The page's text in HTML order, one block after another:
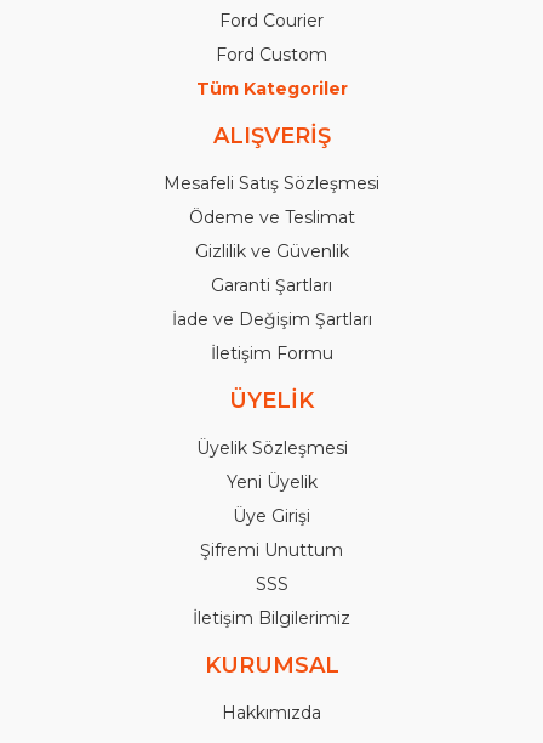
Ford Courier
Ford Custom
Tüm Kategoriler
ALIŞVERİŞ
Mesafeli Satış Sözleşmesi
Ödeme ve Teslimat
Gizlilik ve Güvenlik
Garanti Şartları
İade ve Değişim Şartları
İletişim Formu
ÜYELİK
Üyelik Sözleşmesi
Yeni Üyelik
Üye Girişi
Şifremi Unuttum
SSS
İletişim Bilgilerimiz
KURUMSAL
Hakkımızda